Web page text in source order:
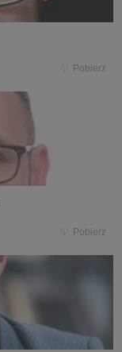
Pobierz
Pobierz